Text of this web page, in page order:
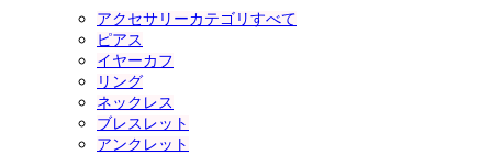
アクセサリーカテゴリすべて
ピアス
イヤーカフ
リング
ネックレス
ブレスレット
アンクレット